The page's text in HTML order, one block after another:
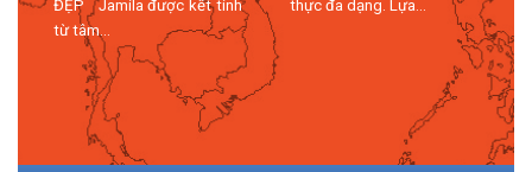
ĐẸP Jamila được kết tinh
từ tâm...
thực đa dạng. Lựa...